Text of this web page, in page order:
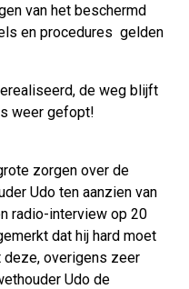
van het beschermd
en procedures gelden
de weg blijft
weer gefopt!
zorgen over de
Udo ten aanzien van
radio-interview op 20
dat hij hard moet
overigens zeer
Udo de